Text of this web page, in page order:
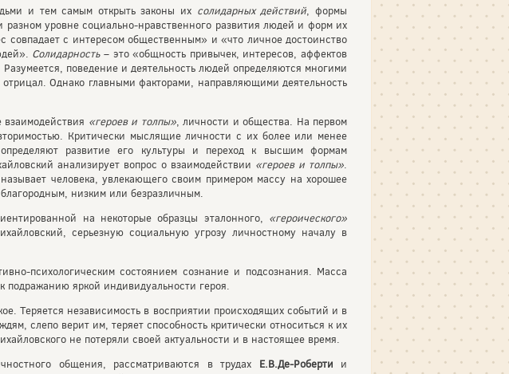
и тем самым открыть законы их солидарных действий, формы
уровне социально-нравственного развития людей и форм их
с интересом общественным» и «что личное достоинство
Солидарность– это «общность привычек, интересов, аффектов
поведение и деятельность людей определяются многими
Однако главными факторами, направляющими деятельность
«героев и толпы», личности и общества. На первом
Критически мыслящие личности с их более или менее
развитие его культуры и переход к высшим формам
анализирует вопрос о взаимодействии «героев и толпы».
человека, увлекающего своим примером массу на хорошее
низким или безразличным.
на некоторые образцы эталонного, «героического»
серьезную социальную угрозу личностному началу в
психологическим состоянием сознание и подсознания. Масса
подражанию яркой индивидуальности героя.
Теряется независимость в восприятии происходящих событий и в
слепо верит им, теряет способность критически относиться к их
не потеряли своей актуальности и в настоящее время.
общения, рассматриваются в трудах Е.В.Де-Роберти и